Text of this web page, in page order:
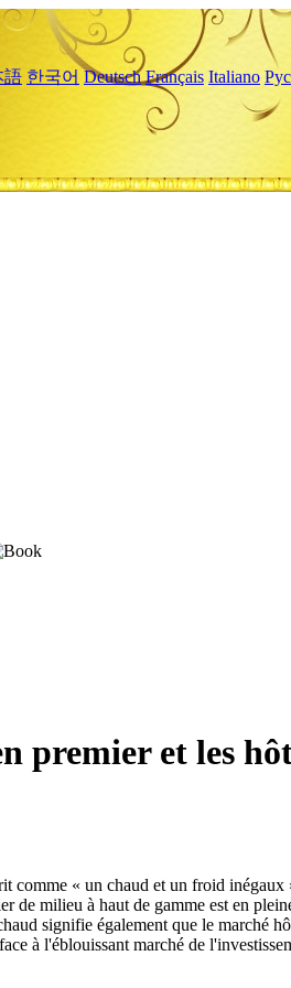
語 한국어 Deutsch Français Italiano
premier et les
comme « un chaud et un froid
de milieu à haut de gamme est en
signifie également que le marché
à l'éblouissant marché de